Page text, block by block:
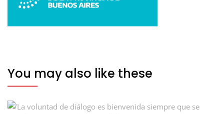
You may also like these